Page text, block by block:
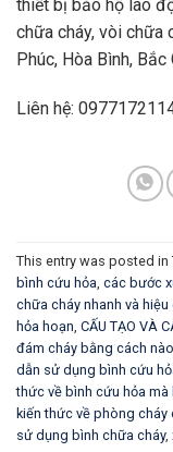
thiết bị bảo hộ lao
chữa cháy, vòi chữa
Phúc, Hòa Bình,
Liên hệ:
This entry was posted in
bình cứu hỏa các bước
chữa cháy nhanh và hiệu
hỏa hoạn CẤU TẠO VÀ
đám cháy bằng cách nào
dẫn sử dụng bình cứu
thức về bình cứu hỏa mà
kiến thức về phòng
sử dụng bình chữa cháy,